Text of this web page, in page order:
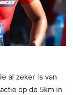
al zeker is van
op de 5km in